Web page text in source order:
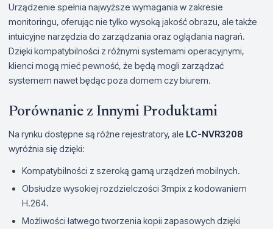
Urządzenie spełnia najwyższe wymagania w zakresie
monitoringu, oferując nie tylko wysoką jakość obrazu, ale także
intuicyjne narzędzia do zarządzania oraz oglądania nagrań.
Dzięki kompatybilności z różnymi systemami operacyjnymi,
klienci mogą mieć pewność, że będą mogli zarządzać
systemem nawet będąc poza domem czy biurem.
Porównanie z Innymi Produktami
Na rynku dostępne są różne rejestratory, ale LC-NVR3208
wyróżnia się dzięki:
Kompatybilności z szeroką gamą urządzeń mobilnych.
Obsłudze wysokiej rozdzielczości 3mpix z kodowaniem
H.264.
Możliwości łatwego tworzenia kopii zapasowych dzięki